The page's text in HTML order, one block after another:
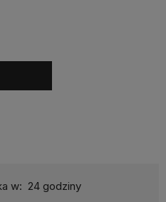
- Pocztex odbiór w punkcie